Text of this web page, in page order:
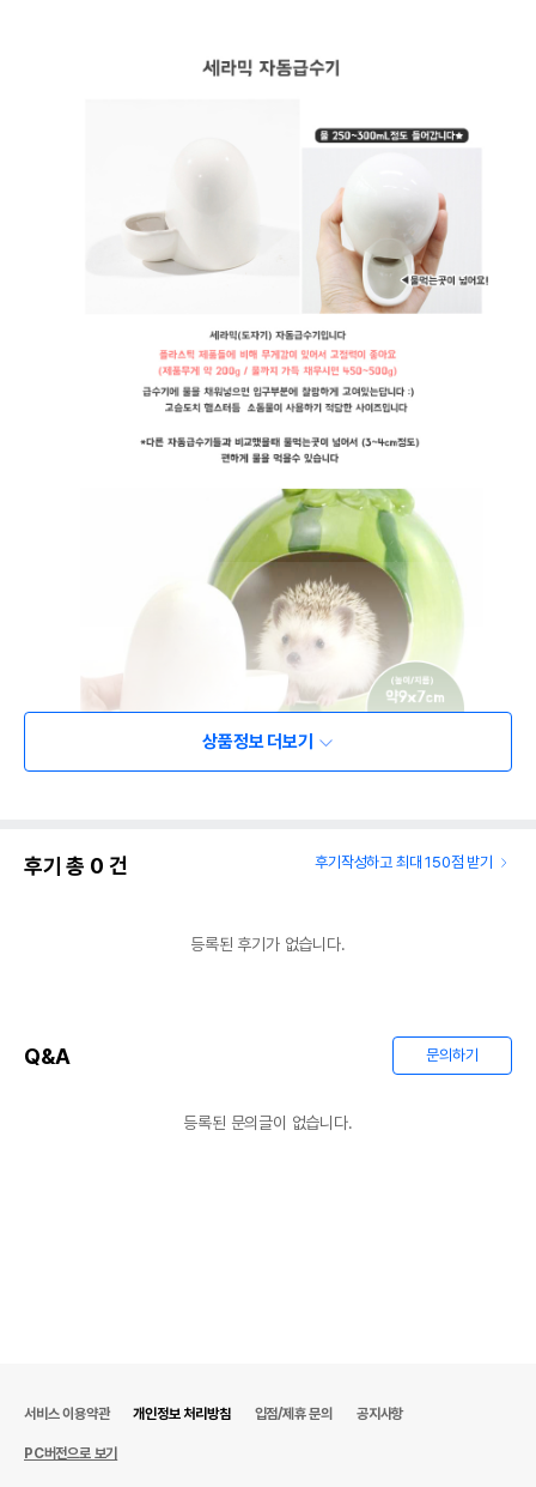
상품정보 더보기
후기 총 0 건 후기작성하고 최대 150점 받기
등록된 후기가 없습니다.
Q&A 문의하기
등록된 문의글이 없습니다.
서비스 이용약관 개인정보 처리방침 입점/제휴 문의 공지사항
PC버전으로 보기